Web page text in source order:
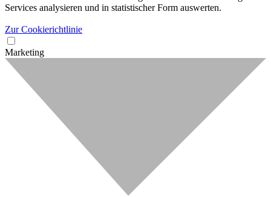
Services analysieren und in statistischer Form auswerten.
Zur Cookierichtlinie
Marketing